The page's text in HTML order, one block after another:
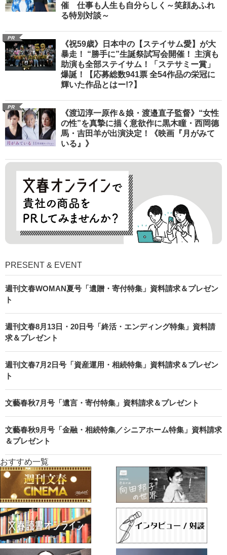
催 仕事も人生も自分らしく～笑顔あふれ
る特別対談～
PR
《祝59歳》日本中の【ステイサム愛】が大
暴走！ “勝手に”生誕祭試写会開催！ 主演も
助演も全部ステイサム！「ステサミー賞」
爆誕！【応募総数941票 全54作品の栄冠に
輝いた作品とはー!?】
PR
《渡辺淳一原作＆娘・渡邉直子監督》“女性
の性”を真摯に描く意欲作に黒木瞳・西岡德
馬・吉田羊が出演決定！《映画『月がみて
いる』》
PRESENT & EVENT
週刊文春WOMAN夏号「遺贈・寄付特集」資料請求＆プレゼン
ト
週刊文春8月13日・20日号「終活・エンディング特集」資料請
求＆プレゼント
週刊文春7月2日号「資産運用・相続特集」資料請求＆プレゼン
ト
文藝春秋7月号「遺言・寄付特集」資料請求＆プレゼント
文藝春秋9月号「金融・相続特集／シニアホーム特集」資料請求
＆プレゼント
おすすめ一覧